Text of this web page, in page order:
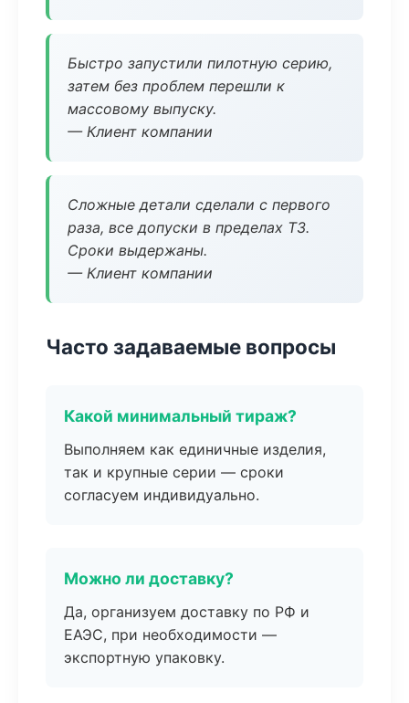
Быстро запустили пилотную серию,
затем без проблем перешли к
массовому выпуску.
— Клиент компании
Сложные детали сделали с первого
раза, все допуски в пределах ТЗ.
Сроки выдержаны.
— Клиент компании
Часто задаваемые вопросы
Какой минимальный тираж?
Выполняем как единичные изделия,
так и крупные серии — сроки
согласуем индивидуально.
Можно ли доставку?
Да, организуем доставку по РФ и
ЕАЭС, при необходимости —
экспортную упаковку.